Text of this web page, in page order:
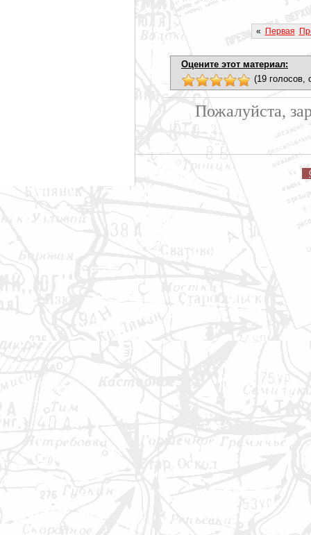
« Первая
Оцените этот материал:
(19 голосов,
Пожалуйста,